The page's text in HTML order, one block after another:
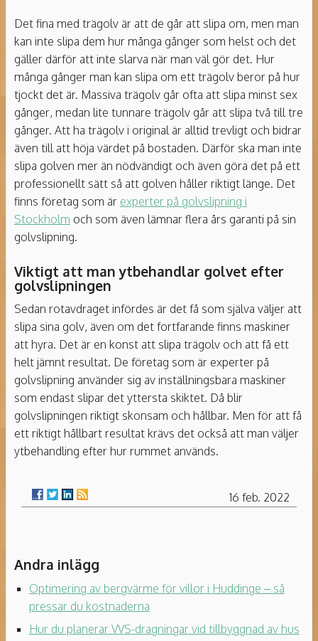
Det fina med trägolv är att de går att slipa om, men man
kan inte slipa dem hur många gånger som helst och det
gäller därför att inte slarva när man väl gör det. Hur
många gånger man kan slipa om ett trägolv beror på hur
tjockt det är. Massiva trägolv går ofta att slipa minst sex
gånger, medan lite tunnare trägolv går att slipa två till tre
gånger. Att ha trägolv i original är alltid trevligt och bidrar
även till att höja värdet på bostaden. Därför ska man inte
slipa golven mer än nödvändigt och även göra det på ett
professionellt sätt så att golven håller riktigt länge. Det
finns företag som är experter på golvslipning i
Stockholm och som även lämnar flera års garanti på sin
golvslipning.
Viktigt att man ytbehandlar golvet efter
golvslipningen
Sedan rotavdraget infördes är det få som själva väljer att
slipa sina golv, även om det fortfarande finns maskiner
att hyra. Det är en konst att slipa trägolv och att få ett
helt jämnt resultat. De företag som är experter på
golvslipning använder sig av inställningsbara maskiner
som endast slipar det yttersta skiktet. Då blir
golvslipningen riktigt skonsam och hållbar. Men för att få
ett riktigt hållbart resultat krävs det också att man väljer
ytbehandling efter hur rummet används.
16 feb. 2022
Andra inlägg
Optimering av bergvärme för villor i Huddinge – så
pressar du kostnaderna
Hur du planerar VVS-dragningar vid tillbyggnad av hus